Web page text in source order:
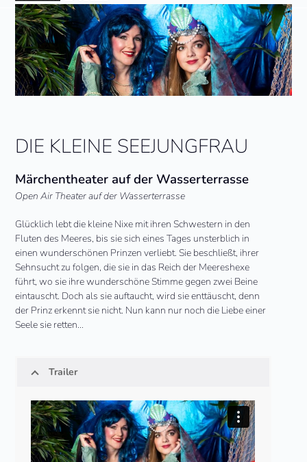
menu
menu
DIE KLEINE SEEJUNGFRAU
Märchentheater auf der Wasserterrasse
Open Air Theater auf der Wasserterrasse
Glücklich lebt die kleine Nixe mit ihren Schwestern in den
Fluten des Meeres, bis sie sich eines Tages unsterblich in
einen wunderschönen Prinzen verliebt. Sie beschließt, ihrer
Sehnsucht zu folgen, die sie in das Reich der Meereshexe
führt, wo sie ihre wunderschöne Stimme gegen zwei Beine
eintauscht. Doch als sie auftaucht, wird sie enttäuscht, denn
der Prinz erkennt sie nicht. Nun kann nur noch die Liebe einer
Seele sie retten…
Trailer